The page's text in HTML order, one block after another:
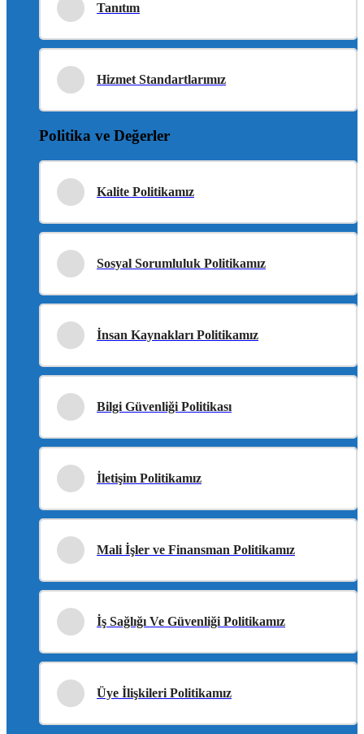
Tanıtım
Hizmet Standartlarımız
Politika ve Değerler
Kalite Politikamız
Sosyal Sorumluluk Politikamız
İnsan Kaynakları Politikamız
Bilgi Güvenliği Politikası
İletişim Politikamız
Mali İşler ve Finansman Politikamız
İş Sağlığı Ve Güvenliği Politikamız
Üye İlişkileri Politikamız